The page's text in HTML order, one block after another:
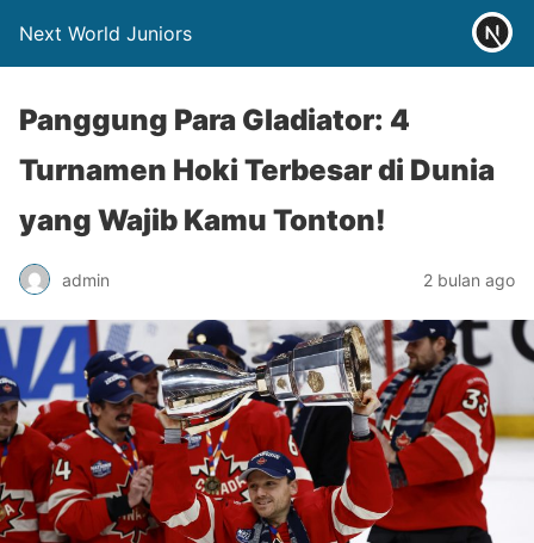
Next World Juniors
Panggung Para Gladiator: 4
Turnamen Hoki Terbesar di Dunia
yang Wajib Kamu Tonton!
admin 2 bulan ago